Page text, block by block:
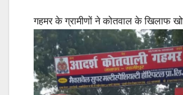
गहमर के ग्रामीणों ने कोतवाल के खिलाफ